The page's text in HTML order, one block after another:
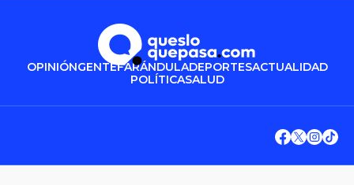
OPINIÓNGENTEFARÁNDULADEPORTESACTUALIDAD
POLÍTICASALUD